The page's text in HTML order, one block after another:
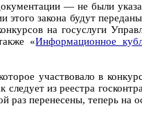
— не были
закона будут
на госуслуги
«Информационное
участвовало в
из реестра
раз перенесены, теперь на